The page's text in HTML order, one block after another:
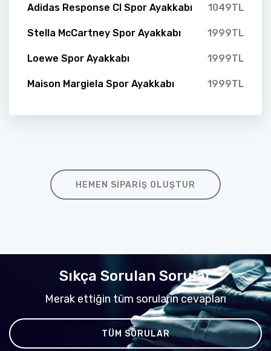
Adidas Response Cl Spor Ayakkabı 1049TL
Stella McCartney Spor Ayakkabı 1999TL
Loewe Spor Ayakkabı 1999TL
Maison Margiela Spor Ayakkabı 1999TL
HEMEN SIPARIŞ OLUŞTUR
Sıkça Sorulan Sorular
Merak ettiğin tüm soruların cevapları
TÜM SORULAR